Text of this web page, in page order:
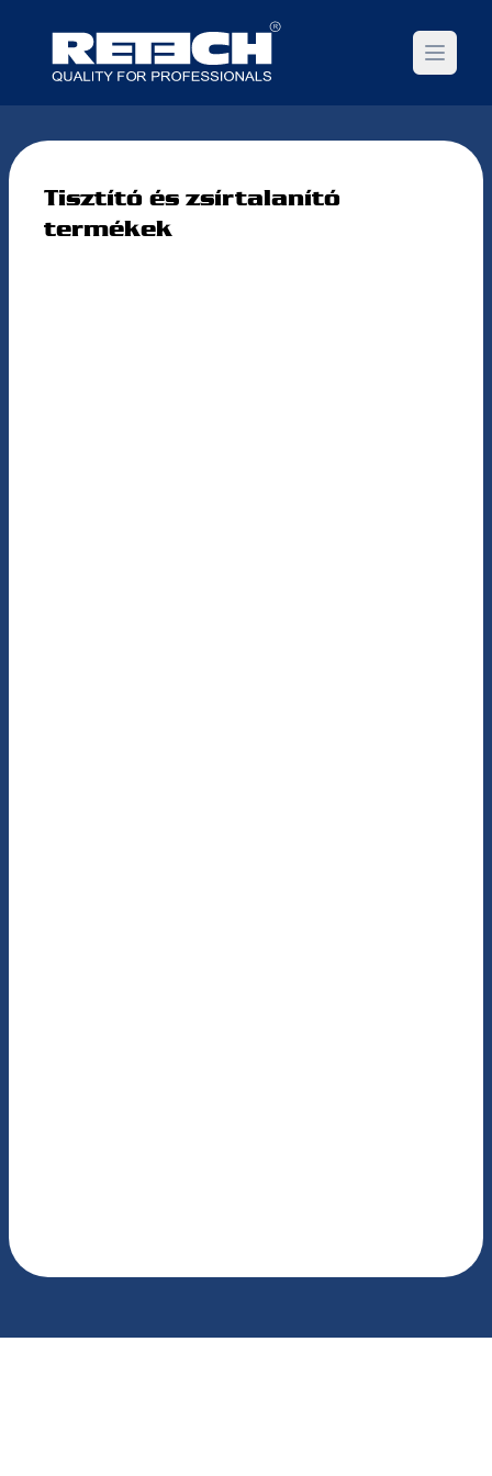
Open
Tisztító és zsírtalanító
termékek